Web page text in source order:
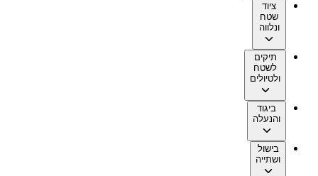
ציוד
שטח
ונלווה
תיקים
לשטח
ולטיולים
ביגוד
והנעלה
בישול
ושתייה